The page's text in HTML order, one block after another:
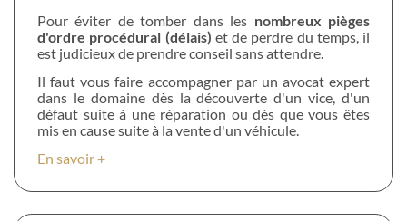
Pour éviter de tomber dans les nombreux pièges
d'ordre procédural (délais) et de perdre du temps, il
est judicieux de prendre conseil sans attendre.
Il faut vous faire accompagner par un avocat expert
dans le domaine dès la découverte d'un vice, d'un
défaut suite à une réparation ou dès que vous êtes
mis en cause suite à la vente d'un véhicule.
En savoir +